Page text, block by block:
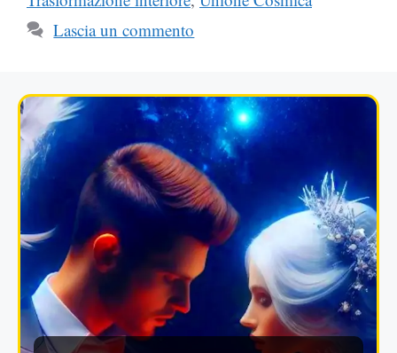
Lascia un commento